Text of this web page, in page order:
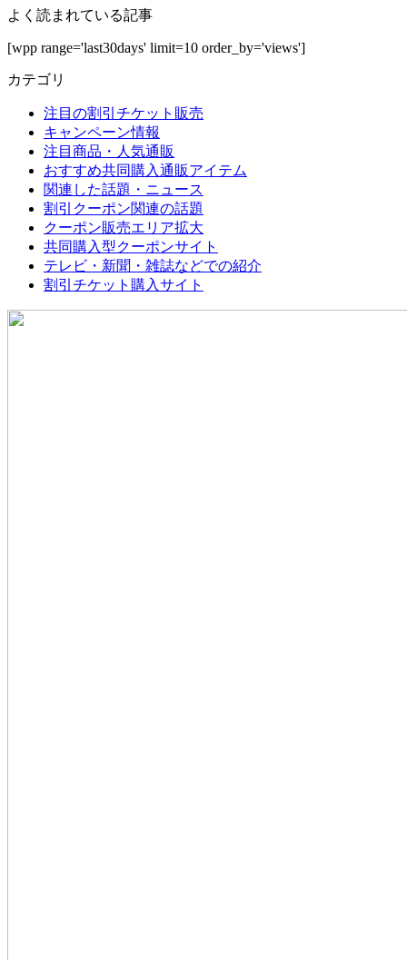
よく読まれている記事
[wpp range='last30days' limit=10 order_by='views']
カテゴリ
注目の割引チケット販売
キャンペーン情報
注目商品・人気通販
おすすめ共同購入通販アイテム
関連した話題・ニュース
割引クーポン関連の話題
クーポン販売エリア拡大
共同購入型クーポンサイト
テレビ・新聞・雑誌などでの紹介
割引チケット購入サイト